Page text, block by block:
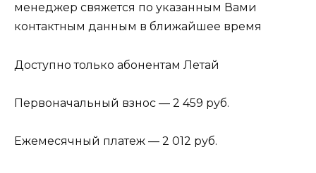
менеджер свяжется по указанным Вами
контактным данным в ближайшее время
Доступно только абонентам Летай
Первоначальный взнос — 2 459 руб.
Ежемесячный платеж — 2 012 руб.